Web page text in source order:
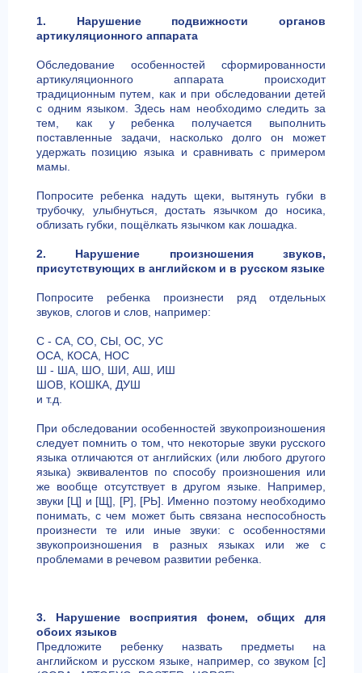
1. Нарушение подвижности органов
артикуляционного аппарата
Обследование особенностей сформированности
артикуляционного аппарата происходит
традиционным путем, как и при обследовании детей
с одним языком. Здесь нам необходимо следить за
тем, как у ребенка получается выполнить
поставленные задачи, насколько долго он может
удержать позицию языка и сравнивать с примером
мамы.
Попросите ребенка надуть щеки, вытянуть губки в
трубочку, улыбнуться, достать язычком до носика,
облизать губки, пощёлкать язычком как лошадка.
2. Нарушение произношения звуков,
присутствующих в английском и в русском языке
Попросите ребенка произнести ряд отдельных
звуков, слогов и слов, например:
C - СА, СО, СЫ, ОС, УС
ОСА, КОСА, НОС
Ш - ША, ШО, ШИ, АШ, ИШ
ШОВ, КОШКА, ДУШ
и т.д.
При обследовании особенностей звукопроизношения
следует помнить о том, что некоторые звуки русского
языка отличаются от английских (или любого другого
языка) эквивалентов по способу произношения или
же вообще отсутствует в другом языке. Например,
звуки [Ц] и [Щ], [Р], [РЬ]. Именно поэтому необходимо
понимать, с чем может быть связана неспособность
произнести те или иные звуки: с особенностями
звукопроизношения в разных языках или же с
проблемами в речевом развитии ребенка.
3. Нарушение восприятия фонем, общих для
обоих языков
Предложите ребенку назвать предметы на
английском и русском языке, например, со звуком [с]